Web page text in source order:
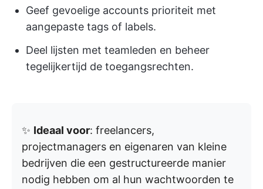
Geef gevoelige accounts prioriteit met
aangepaste tags of labels.
Deel lijsten met teamleden en beheer
tegelijkertijd de toegangsrechten.
✨ Ideaal voor: freelancers,
projectmanagers en eigenaren van kleine
bedrijven die een gestructureerde manier
nodig hebben om al hun wachtwoorden te